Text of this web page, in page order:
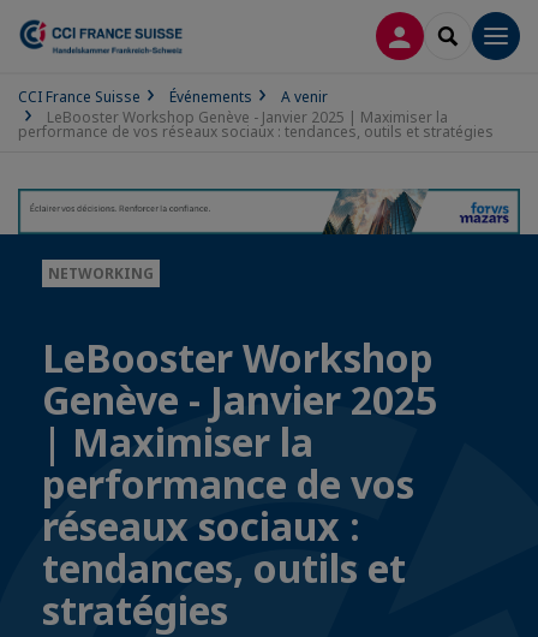
CONNEXION
CCI France Suisse Événements
A venir
LeBooster Workshop Genève - Janvier 2025 | Maximiser la
performance de vos réseaux sociaux : tendances, outils et stratégies
NETWORKING
LeBooster Workshop
Genève - Janvier 2025
| Maximiser la
performance de vos
réseaux sociaux :
tendances, outils et
stratégies